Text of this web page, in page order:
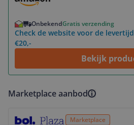
OnbekendGratis verzending
Check de website voor de
€20,-
Bekijk
Marketplace aanbod
Marketplace